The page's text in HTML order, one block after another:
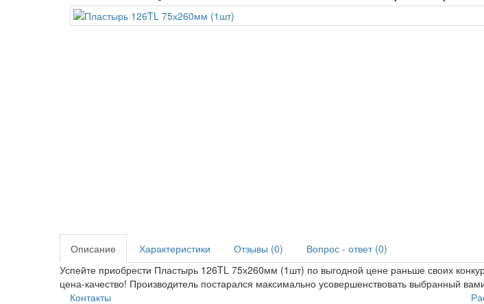
Описание
Характеристики Отзывы (0)
Вопрос - ответ (0)
Успейте приобрести Пластырь 126TL 75х260мм (1шт) по выгодной цене раньше своих
цена-качество! Производитель постарался максимально усовершенствовать выбранный
Контакты